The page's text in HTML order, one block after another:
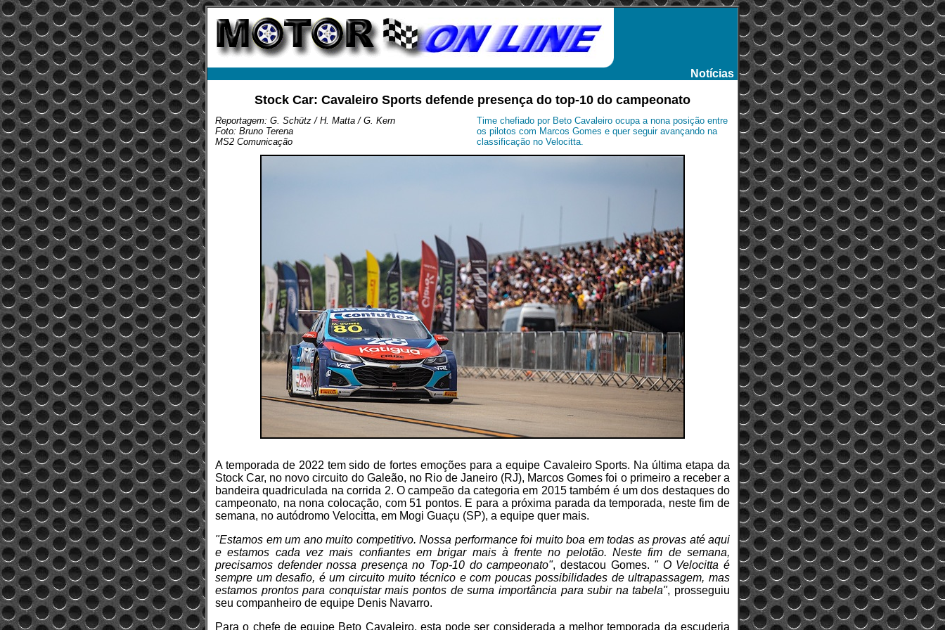
Notícias
Stock Car: Cavaleiro Sports defende presença do top-10 do campeonato
Reportagem: G. Schütz / H. Matta / G. Kern
Foto: Bruno Terena
MS2 Comunicação
Time chefiado por Beto Cavaleiro ocupa a nona posição entre
os pilotos com Marcos Gomes e quer seguir avançando na
classificação no Velocitta.
A temporada de 2022 tem sido de fortes emoções para a equipe Cavaleiro Sports. Na última etapa da
Stock Car, no novo circuito do Galeão, no Rio de Janeiro (RJ), Marcos Gomes foi o primeiro a receber a
bandeira quadriculada na corrida 2. O campeão da categoria em 2015 também é um dos destaques do
campeonato, na nona colocação, com 51 pontos. E para a próxima parada da temporada, neste fim de
semana, no autódromo Velocitta, em Mogi Guaçu (SP), a equipe quer mais.
"Estamos em um ano muito competitivo. Nossa performance foi muito boa em todas as provas até aqui
e estamos cada vez mais confiantes em brigar mais à frente no pelotão. Neste fim de semana,
precisamos defender nossa presença no Top-10 do campeonato", destacou Gomes. " O Velocitta é
sempre um desafio, é um circuito muito técnico e com poucas possibilidades de ultrapassagem, mas
estamos prontos para conquistar mais pontos de suma importância para subir na tabela", prosseguiu
seu companheiro de equipe Denis Navarro.
Para o chefe de equipe Beto Cavaleiro, esta pode ser considerada a melhor temporada da escuderia